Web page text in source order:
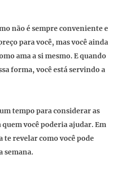
não é sempre conveniente e
para você, mas você ainda
ama a si mesmo. E quando
forma, você está servindo a
tempo para considerar as
quem você poderia ajudar. Em
te revelar como você pode
semana.